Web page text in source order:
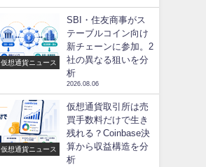
仮想通貨ニュース
SBI・住友商事がス
テーブルコイン向け
新チェーンに参加。2
社の異なる狙いを分
析
2026.08.06
仮想通貨ニュース
仮想通貨取引所は売
買手数料だけで生き
残れる？Coinbase決
算から収益構造を分
析